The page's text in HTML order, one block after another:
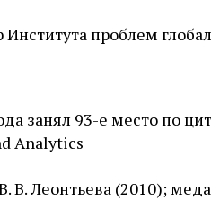
проблем
занял 93-е место по
Analytics
В. Леонтьева (2010);